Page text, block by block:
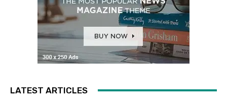
LATEST ARTICLES